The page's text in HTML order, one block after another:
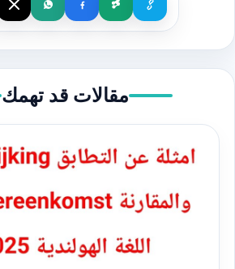
مقالات قد تهمك